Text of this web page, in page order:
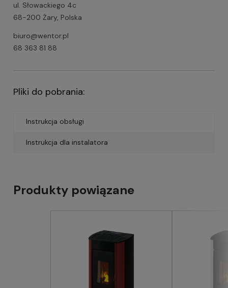
ul. Słowackiego 4c
68-200 Żary, Polska
biuro@wentor.pl
68 363 81 88
Pliki do pobrania:
Instrukcja obsługi
Instrukcja dla instalatora
Produkty powiązane